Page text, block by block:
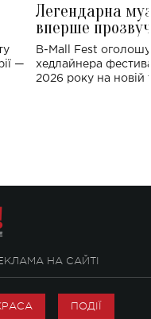
—
Легендарна
вперше
Україні: де
B-Mall Fest
хедлайнера
2026 року на новій
НА САЙТІ
ПОДІЇ